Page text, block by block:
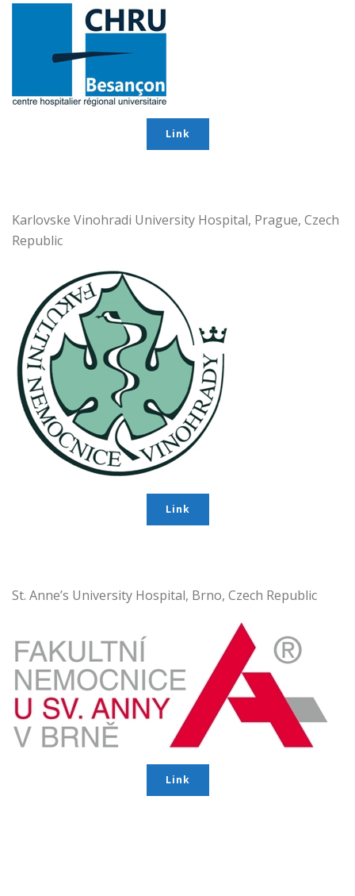
Link
Karlovske Vinohradi University Hospital, Prague, Czech
Republic
Link
St. Anne’s University Hospital, Brno, Czech Republic
Link